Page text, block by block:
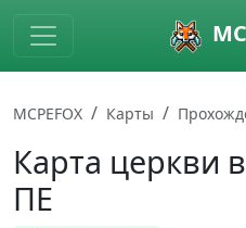
Skip to main content
MCPEFOX Карты
Карта церкви
ПЕ